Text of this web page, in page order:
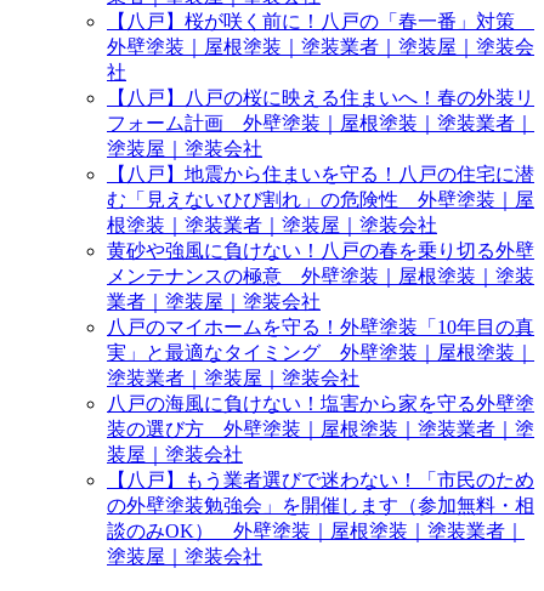
【八戸】桜が咲く前に！八戸の「春一番」対策
外壁塗装｜屋根塗装｜塗装業者｜塗装屋｜塗装会
社
【八戸】八戸の桜に映える住まいへ！春の外装リ
フォーム計画 外壁塗装｜屋根塗装｜塗装業者｜
塗装屋｜塗装会社
【八戸】地震から住まいを守る！八戸の住宅に潜
む「見えないひび割れ」の危険性 外壁塗装｜屋
根塗装｜塗装業者｜塗装屋｜塗装会社
黄砂や強風に負けない！八戸の春を乗り切る外壁
メンテナンスの極意 外壁塗装｜屋根塗装｜塗装
業者｜塗装屋｜塗装会社
八戸のマイホームを守る！外壁塗装「10年目の真
実」と最適なタイミング 外壁塗装｜屋根塗装｜
塗装業者｜塗装屋｜塗装会社
八戸の海風に負けない！塩害から家を守る外壁塗
装の選び方 外壁塗装｜屋根塗装｜塗装業者｜塗
装屋｜塗装会社
【八戸】もう業者選びで迷わない！「市民のため
の外壁塗装勉強会」を開催します（参加無料・相
談のみOK） 外壁塗装｜屋根塗装｜塗装業者｜
塗装屋｜塗装会社